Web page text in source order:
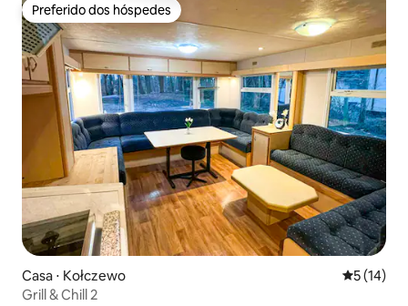
Preferido dos hóspedes
Preferido dos hóspedes
Casa ⋅ Kołczewo 5 de uma
5 (14)
Grill & Chill 2